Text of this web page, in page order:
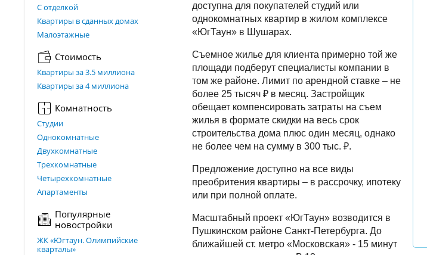
С отделкой
Квартиры в сданных домах
Малоэтажные
Стоимость
Квартиры за 3.5 миллиона
Квартиры за 4 миллиона
Комнатность
Студии
Однокомнатные
Двухкомнатные
Трехкомнатные
Четырехкомнатные
Апартаменты
Популярные
новостройки
ЖК «Югтаун. Олимпийские
кварталы»
доступна для покупателей студий или
однокомнатных квартир в жилом комплексе
«ЮгТаун» в Шушарах.
Съемное жилье для клиента примерно той же
площади подберут специалисты компании в
том же районе. Лимит по арендной ставке – не
более 25 тысяч ₽ в месяц. Застройщик
обещает компенсировать затраты на съем
жилья в формате скидки на весь срок
строительства дома плюс один месяц, однако
не более чем на сумму в 300 тыс. ₽.
Предложение доступно на все виды
преобритения квартиры – в рассрочку, ипотеку
или при полной оплате.
Масштабный проект «ЮгТаун» возводится в
Пушкинском районе Санкт-Петербурга. До
ближайшей ст. метро «Московская» - 15 минут